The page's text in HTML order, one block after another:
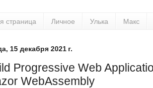
страница Личное Улька Макс
15 декабря 2021 г.
Progressive Web
WebAssembly